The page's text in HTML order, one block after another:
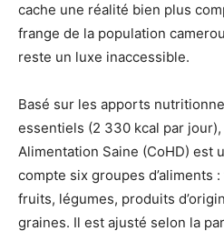
cache une réalité bien plus
frange de la population
reste un luxe inaccessible.
Basé sur les apports
essentiels (2 330 kcal par jour),
Alimentation Saine (CoHD) est
compte six groupes d’aliments
fruits, légumes, produits
graines. Il est ajusté selon la